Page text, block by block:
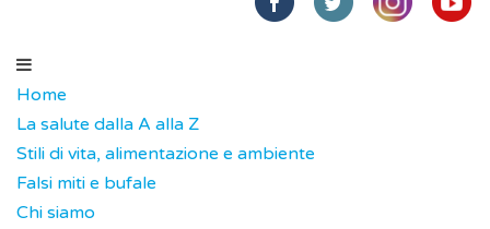
Home
La salute dalla A alla Z
Stili di vita, alimentazione e ambiente
Falsi miti e bufale
Chi siamo